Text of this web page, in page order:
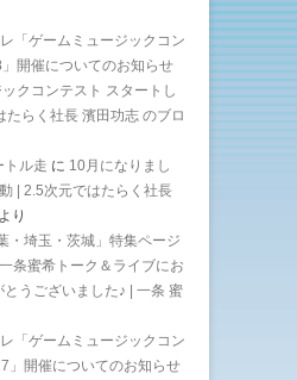
「ゲームミュージックコン
開催についてのお知らせ
クコンテスト スタートし
たらく社長 濱田功志 のブロ
トル走 に 10月になりまし
| 2.5次元ではたらく社長
より
・埼玉・茨城」特集ページ
条蜜希トーク＆ライブにお
うございました♪ | 一条 蜜
「ゲームミュージックコン
」開催についてのお知らせ